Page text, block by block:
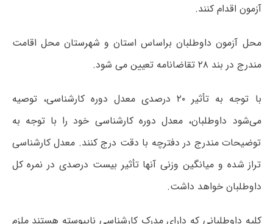
آزمون اقدام کنند.
محل آزمون داوطلبان براساس استان و شهرستان محل اقامت
مندرج در بند ۲۸ تقاضانامه تعیین می شود.
با توجه به تأثیر ۲۰ درصدی معدل دوره‌ کارشناسی، توصیه
می‌شود داوطلبان، معدل دوره کارشناسی خود را با توجه به
توضیحات مندرج در دفترچه با دقت درج کنند. معدل کارشناسی
تراز شده و میانگین وزنی آنها تأثیر بیست درصدی در نمره کل
داوطلبان خواهد داشت.
کلیه داوطلبانی که دارای مدرک کارشناسی ناپیوسته هستند ملزم